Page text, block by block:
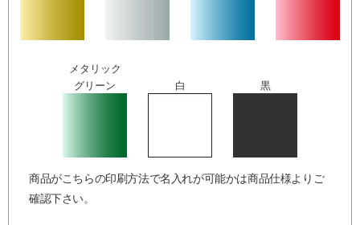
メタリック
グリーン
白 黒
商品がこちらの印刷方法で名入れが可能かは商品仕様よりご
確認下さい。